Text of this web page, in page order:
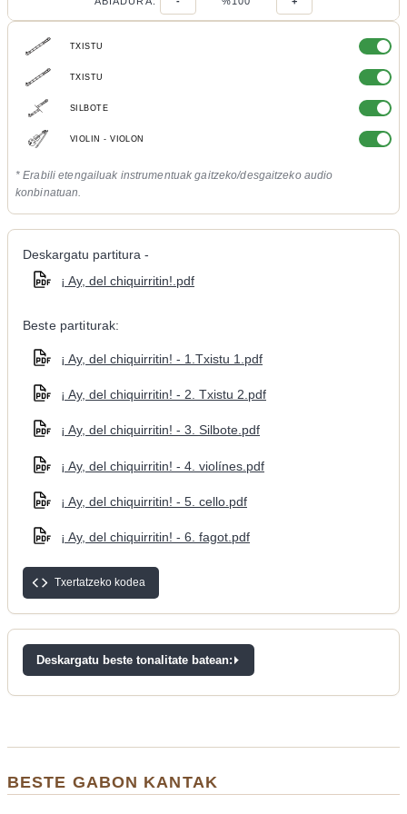
TXISTU
TXISTU
SILBOTE
VIOLIN - VIOLON
* Erabili etengailuak instrumentuak gaitzeko/desgaitzeko audio
konbinatuan.
Deskargatu partitura -
¡ Ay, del chiquirritin!.pdf
Beste partiturak:
¡ Ay, del chiquirritin! - 1.Txistu 1.pdf
¡ Ay, del chiquirritin! - 2. Txistu 2.pdf
¡ Ay, del chiquirritin! - 3. Silbote.pdf
¡ Ay, del chiquirritin! - 4. violínes.pdf
¡ Ay, del chiquirritin! - 5. cello.pdf
¡ Ay, del chiquirritin! - 6. fagot.pdf
Txertatzeko kodea
Deskargatu beste tonalitate batean:
BESTE GABON KANTAK